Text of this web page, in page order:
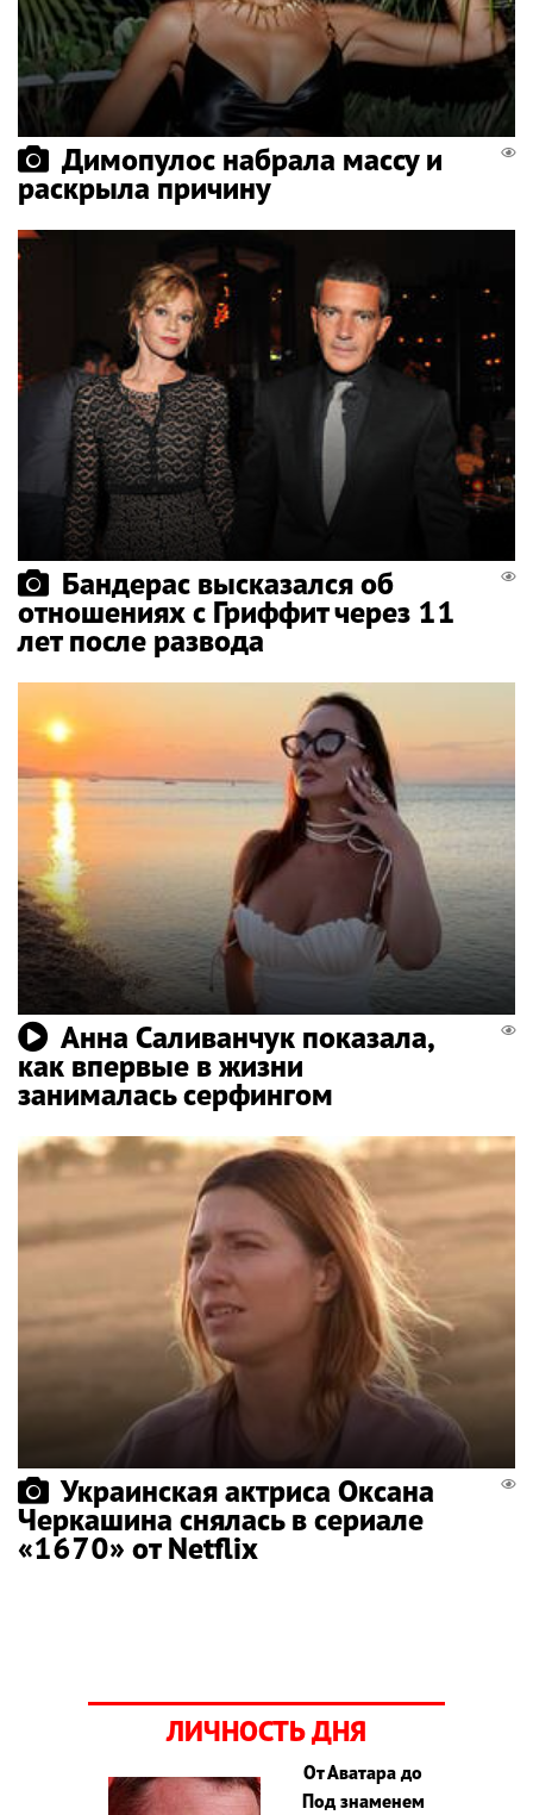
Димопулос набрала массу и
раскрыла причину
Бандерас высказался об
отношениях с Гриффит через 11
лет после развода
Анна Саливанчук показала,
как впервые в жизни
занималась серфингом
Украинская актриса Оксана
Черкашина снялась в сериале
«1670» от Netflix
ЛИЧНОСТЬ ДНЯ
От Аватара до
Под знаменем